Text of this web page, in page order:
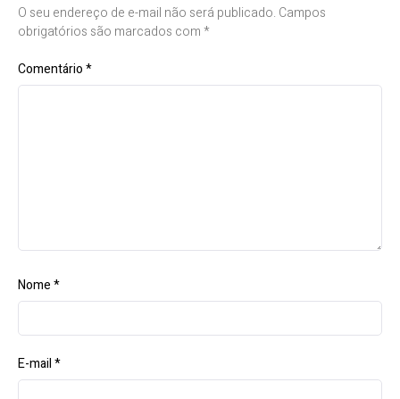
O seu endereço de e-mail não será publicado. Campos
obrigatórios são marcados com*
Comentário*
Nome*
E-mail*